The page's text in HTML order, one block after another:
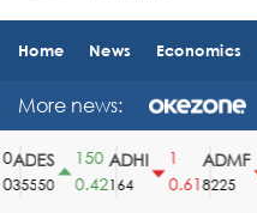
Home News Economics
More news:
ADES
35550
150
0.42
ADHI
164
0.61
ADMF
8225